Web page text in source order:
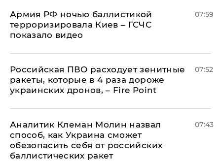
Армия РФ ночью баллистикой
терроризировала Киев – ГСЧС
показало видео
07:59
Российская ПВО расходует зенитные
ракеты, которые в 4 раза дороже
украинских дронов, – Fire Point
07:52
Аналитик Клеман Молин назвал
способ, как Украина сможет
обезопасить себя от российских
баллистических ракет
07:43